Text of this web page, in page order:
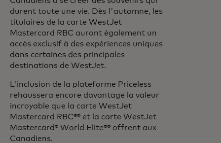
durent toute une vie. Dès l'automne, les
titulaires de la carte WestJet
Mastercard RBC auront également un
accès exclusif à des expériences uniques
dans certaines des principales
destinations de WestJet.
L'inclusion de la plateforme Priceless
rehaussera encore davantage la valeur
incroyable que la carte WestJet
Mastercard RBC®® et la carte WestJet
Mastercard® World Elite®® offrent aux
Canadiens.